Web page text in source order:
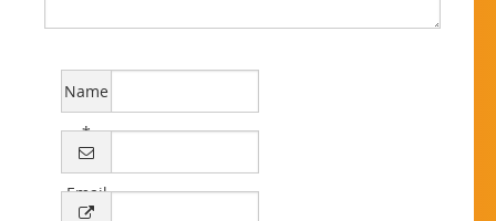
Name
*
Email